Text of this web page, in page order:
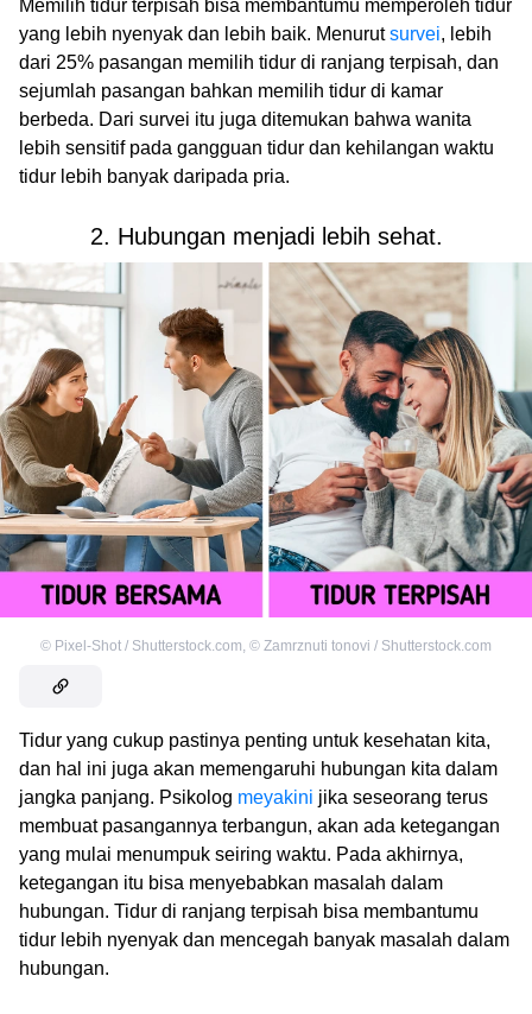
Memilih tidur terpisah bisa membantumu memperoleh tidur
yang lebih nyenyak dan lebih baik. Menurutsurvei, lebih
dari 25% pasangan memilih tidur di ranjang terpisah, dan
sejumlah pasangan bahkan memilih tidur di kamar
berbeda. Dari survei itu juga ditemukan bahwa wanita
lebih sensitif pada gangguan tidur dan kehilangan waktu
tidur lebih banyak daripada pria.
2. Hubungan menjadi lebih sehat.
© Pixel-Shot / Shutterstock.com, © Zamrznuti tonovi / Shutterstock.com
Tidur yang cukup pastinya penting untuk kesehatan kita,
dan hal ini juga akan memengaruhi hubungan kita dalam
jangka panjang. Psikolog meyakini jika seseorang terus
membuat pasangannya terbangun, akan ada ketegangan
yang mulai menumpuk seiring waktu. Pada akhirnya,
ketegangan itu bisa menyebabkan masalah dalam
hubungan. Tidur di ranjang terpisah bisa membantumu
tidur lebih nyenyak dan mencegah banyak masalah dalam
hubungan.